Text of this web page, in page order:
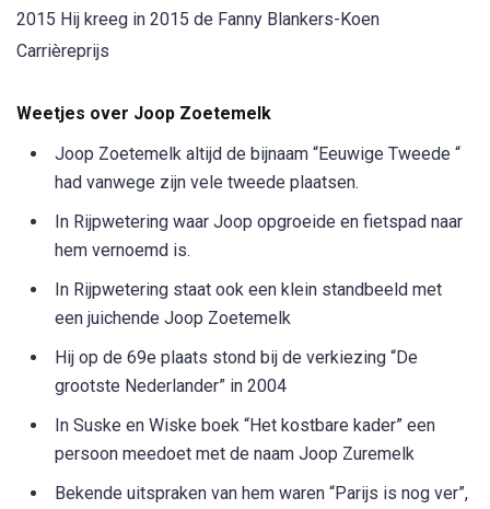
2015 Hij kreeg in 2015 de Fanny Blankers-Koen
Carrièreprijs
Weetjes over Joop Zoetemelk
Joop Zoetemelk altijd de bijnaam “Eeuwige Tweede “
had vanwege zijn vele tweede plaatsen.
In Rijpwetering waar Joop opgroeide en fietspad naar
hem vernoemd is.
In Rijpwetering staat ook een klein standbeeld met
een juichende Joop Zoetemelk
Hij op de 69e plaats stond bij de verkiezing “De
grootste Nederlander” in 2004
In Suske en Wiske boek “Het kostbare kader” een
persoon meedoet met de naam Joop Zuremelk
Bekende uitspraken van hem waren “Parijs is nog ver”,